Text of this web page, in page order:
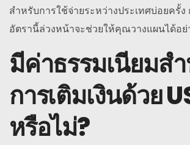
สำหรับการใช้จ่ายระหว่างประเทศบ่อยครั้ง
อัตรานี้ล่วงหน้าจะช่วยให้คุณวางแผนได้อย่
มีค่าธรรมเนียมส
การเติมเงินด้วย
หรือไม่?